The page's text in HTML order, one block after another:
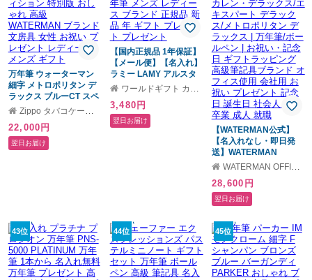
入学 卒業 成人 就職
万年筆 ウォーターマン
細字 メトロポリタン デ
ラックス ブルーCT スペ
シャルエディション 特
WATERMAN ブランド
文房具 女性 お祝い プレ
ゼント レディース メン
Zippo タバコケース 喫煙具のハヤミ
22,000円
翌日お届け
【国内正規品 1年保証】
【メール便】【名入れ】
ラミー LAMY アルスタ
ー AL-star 万年筆 メン
正規品 新品 年 ギフト プ
レゼント プレゼント
ワールドギフト カヴァティーナ
3,480円
翌日お届け
【WATERMAN公式】
【名入れなし・即日発
送】WATERMAN
Reflections of Paris | カ
スパート デラックス/メ
トロポリタン デラック
ス | 万年筆/ボールペン |
お祝い・記念日 ギフト
ラッピング 高級筆記具
ブランド オフィス使用
会社用 お祝い プレゼン
ト 記念日 誕生日 社会人
入学 卒業 成人 就職
WATERMAN OFFICIAL SHOP
28,600円
翌日お届け
43位 44位 45位